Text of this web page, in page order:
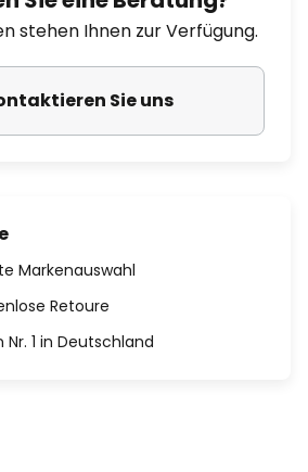
stehen Ihnen zur Verfügung.
Sie uns
Markenauswahl
Retoure
Nr. 1 in Deutschland